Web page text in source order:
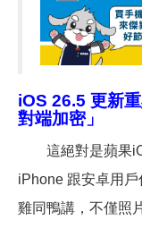
iOS 26.5 更新
對端加密」
這絕對是蘋果
iPhone 跟安卓用
雞同鴨講，不僅照